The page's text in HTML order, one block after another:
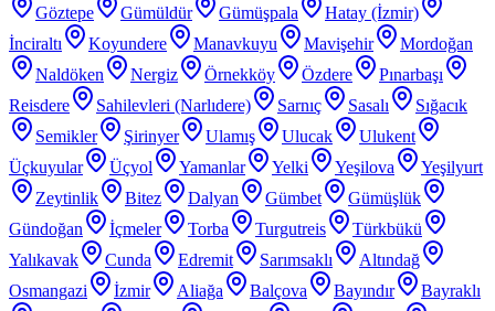
Göztepe
Gümüldür Gümüşpala
Hatay (İzmir)
İnciraltı
Koyundere Manavkuyu Mavişehir
Mordoğan
Naldöken
Nergiz Örnekköy Özdere
Pınarbaşı
Reisdere
Sahilevleri (Narlıdere) Sarnıç Sasalı
Sığacık
Semikler
Şirinyer Ulamış Ulucak
Ulukent
Üçkuyular
Üçyol Yamanlar Yelki Yeşilova
Yeşilyurt
Zeytinlik
Bitez Dalyan Gümbet
Gümüşlük
Gündoğan
İçmeler Torba Turgutreis
Türkbükü
Yalıkavak
Cunda Edremit Sarımsaklı
Altındağ
Osmangazi
İzmir Aliağa Balçova Bayındır
Bayraklı